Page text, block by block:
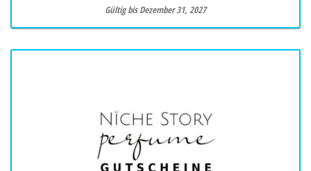
Gültig bis Dezember 31, 2027